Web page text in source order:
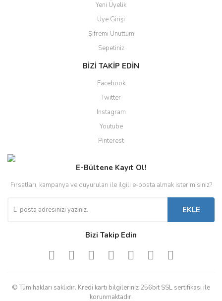
Yeni Üyelik
Üye Girişi
Şifremi Unuttum
Sepetiniz
BİZİ TAKİP EDİN
Facebook
Twitter
Instagram
Youtube
Pinterest
E-Bültene Kayıt Ol!
Fırsatları, kampanya ve duyuruları ile ilgili e-posta almak ister misiniz?
EKLE
Bizi Takip Edin
© Tüm hakları saklıdır. Kredi kartı bilgileriniz 256bit SSL sertifikası ile
korunmaktadır.